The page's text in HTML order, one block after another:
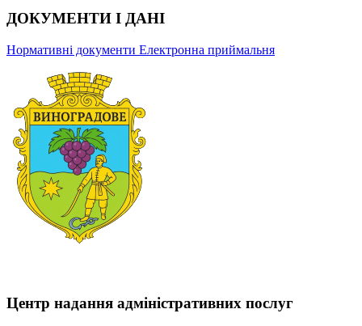
ДОКУМЕНТИ І ДАНІ
Нормативні документи Електронна приймальня
Центр надання адміністративних послуг